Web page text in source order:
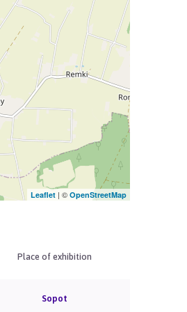
Leaflet | ©OpenStreetMap
Place of exhibition
Sopot